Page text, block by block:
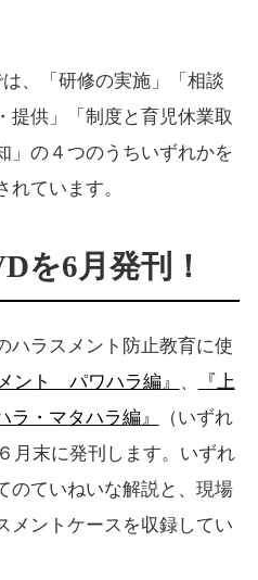
、「研修の実施」「相談
提供」「制度と育児休業取
」の４つのうちいずれかを
ています。
を6月発刊！
ハラスメント防止教育に使
ント パワハラ編』 、
『上
・マタハラ編』
（いずれ
月末に発刊します。いずれ
のていねいな解説と、現場
メントケースを収録してい